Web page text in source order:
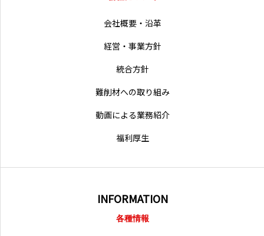
会社概要・沿革
経営・事業方針
統合方針
難削材への取り組み
動画による業務紹介
福利厚生
INFORMATION
各種情報